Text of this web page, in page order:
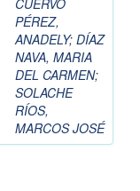
CUERVO
PÉREZ,
ANADELY; DÍAZ
NAVA, MARIA
DEL CARMEN;
SOLACHE
RÍOS,
MARCOS JOSÉ